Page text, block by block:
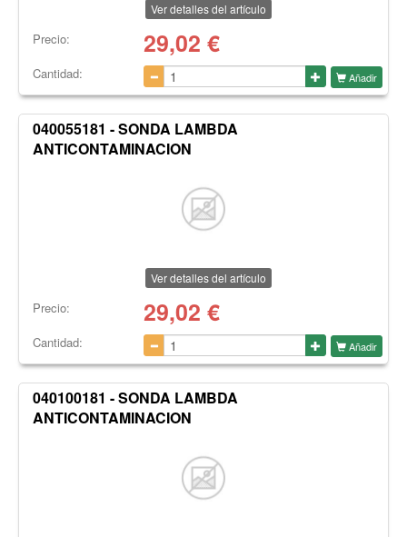
Ver detalles del artículo
Precio: 29,02 €
Cantidad: Añadir
040055181 - SONDA LAMBDA
ANTICONTAMINACION
Ver detalles del artículo
Precio: 29,02 €
Cantidad: Añadir
040100181 - SONDA LAMBDA
ANTICONTAMINACION